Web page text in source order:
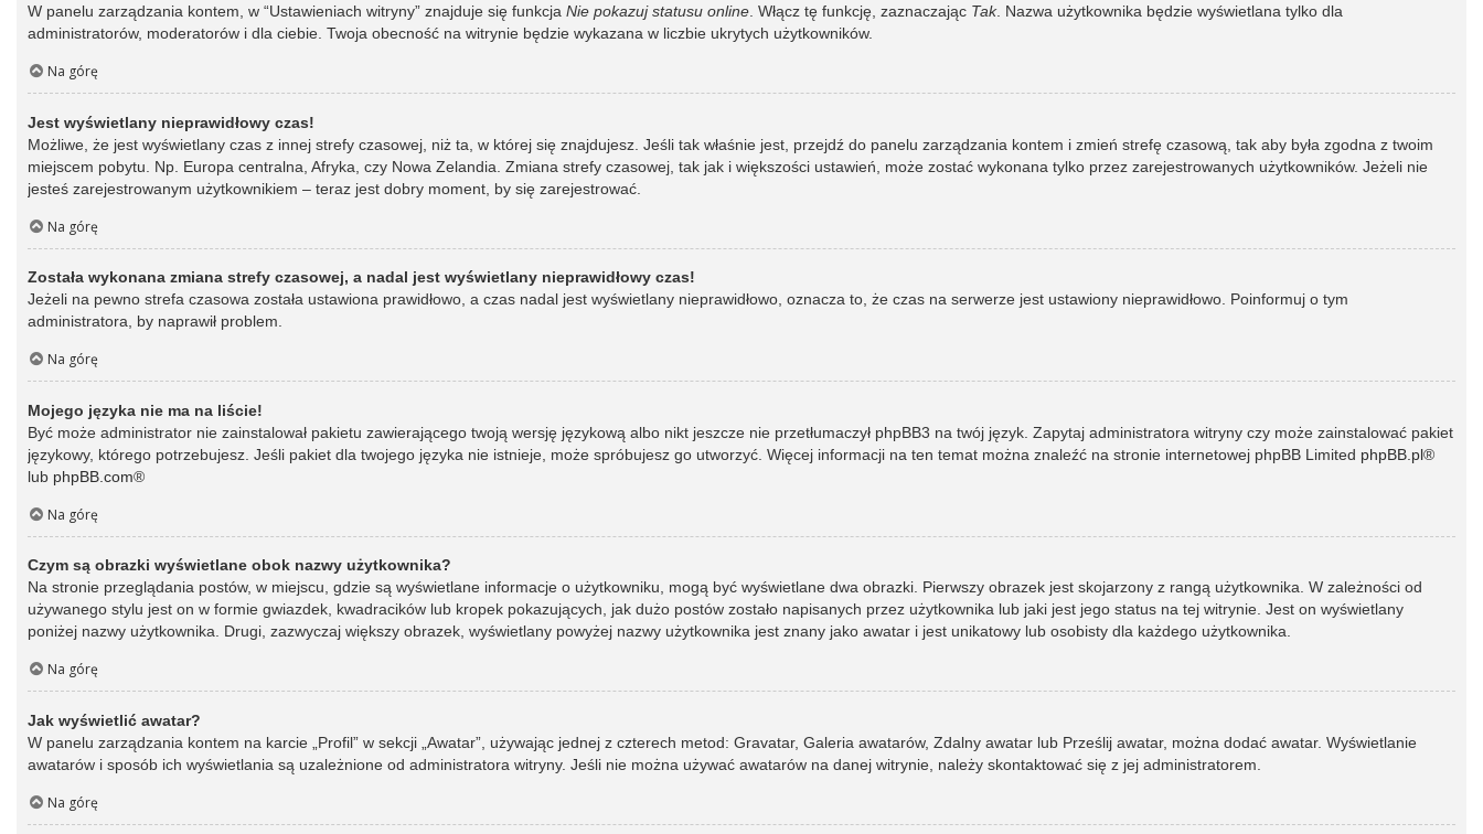
W panelu zarządzania kontem, w “Ustawieniach witryny” znajduje się funkcja Nie pokazuj statusu online . Włącz tę funkcję, zaznaczając Tak. Nazwa użytkownika będzie wyświetlana tylko dla
administratorów, moderatorów i dla ciebie. Twoja obecność na witrynie będzie wykazana w liczbie ukrytych użytkowników.
Na górę
Jest wyświetlany nieprawidłowy czas!
Możliwe, że jest wyświetlany czas z innej strefy czasowej, niż ta, w której się znajdujesz. Jeśli tak właśnie jest, przejdź do panelu zarządzania kontem i zmień strefę czasową, tak aby była zgodna z twoim
miejscem pobytu. Np. Europa centralna, Afryka, czy Nowa Zelandia. Zmiana strefy czasowej, tak jak i większości ustawień, może zostać wykonana tylko przez zarejestrowanych użytkowników. Jeżeli nie
jesteś zarejestrowanym użytkownikiem – teraz jest dobry moment, by się zarejestrować.
Na górę
Została wykonana zmiana strefy czasowej, a nadal jest wyświetlany nieprawidłowy czas!
Jeżeli na pewno strefa czasowa została ustawiona prawidłowo, a czas nadal jest wyświetlany nieprawidłowo, oznacza to, że czas na serwerze jest ustawiony nieprawidłowo. Poinformuj o tym
administratora, by naprawił problem.
Na górę
Mojego języka nie ma na liście!
Być może administrator nie zainstalował pakietu zawierającego twoją wersję językową albo nikt jeszcze nie przetłumaczył phpBB3 na twój język. Zapytaj administratora witryny czy może zainstalować pakiet
językowy, którego potrzebujesz. Jeśli pakiet dla twojego języka nie istnieje, może spróbujesz go utworzyć. Więcej informacji na ten temat można znaleźć na stronie internetowej phpBB Limited phpBB.pl®
lub phpBB.com®
Na górę
Czym są obrazki wyświetlane obok nazwy użytkownika?
Na stronie przeglądania postów, w miejscu, gdzie są wyświetlane informacje o użytkowniku, mogą być wyświetlane dwa obrazki. Pierwszy obrazek jest skojarzony z rangą użytkownika. W zależności od
używanego stylu jest on w formie gwiazdek, kwadracików lub kropek pokazujących, jak dużo postów zostało napisanych przez użytkownika lub jaki jest jego status na tej witrynie. Jest on wyświetlany
poniżej nazwy użytkownika. Drugi, zazwyczaj większy obrazek, wyświetlany powyżej nazwy użytkownika jest znany jako awatar i jest unikatowy lub osobisty dla każdego użytkownika.
Na górę
Jak wyświetlić awatar?
W panelu zarządzania kontem na karcie „Profil” w sekcji „Awatar”, używając jednej z czterech metod: Gravatar, Galeria awatarów, Zdalny awatar lub Prześlij awatar, można dodać awatar. Wyświetlanie
awatarów i sposób ich wyświetlania są uzależnione od administratora witryny. Jeśli nie można używać awatarów na danej witrynie, należy skontaktować się z jej administratorem.
Na górę